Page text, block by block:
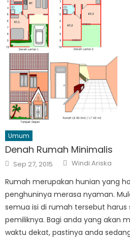
Umum
Denah Rumah Minimalis
Posted
on
Sep 27, 2015 Author
Windi Ariska
Rumah merupakan hunian yang
penghuninya merasa nyaman.
semua isi di rumah tersebut harus
pemiliknya. Bagi anda yang akan
waktu dekat, pastinya anda